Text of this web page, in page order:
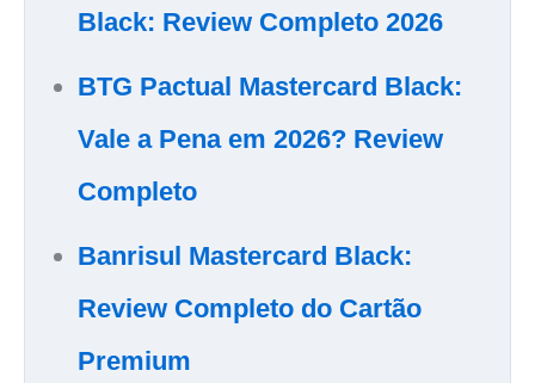
Black: Review Completo 2026
BTG Pactual Mastercard Black:
Vale a Pena em 2026? Review
Completo
Banrisul Mastercard Black:
Review Completo do Cartão
Premium